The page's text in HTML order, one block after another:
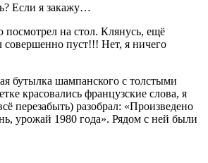
Если я закажу…
посмотрел на стол. Клянусь, ещё
совершенно пуст!!! Нет, я ничего
бутылка шампанского с толстыми
красовались французские слова, я
перезабыть) разобрал: «Произведено
урожай 1980 года». Рядом с ней были